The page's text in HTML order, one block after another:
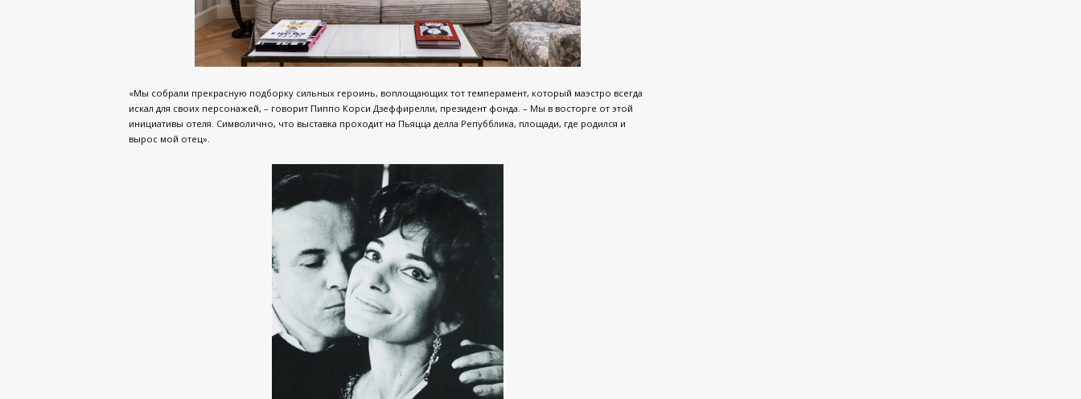
«Мы собрали прекрасную подборку сильных героинь, воплощающих тот темперамент, который маэстро всегда
искал для своих персонажей, – говорит Пиппо Корси Дзеффирелли, президент фонда. – Мы в восторге от этой
инициативы отеля. Символично, что выставка проходит на Пьяцца делла Репубблика, площади, где родился и
вырос мой отец».